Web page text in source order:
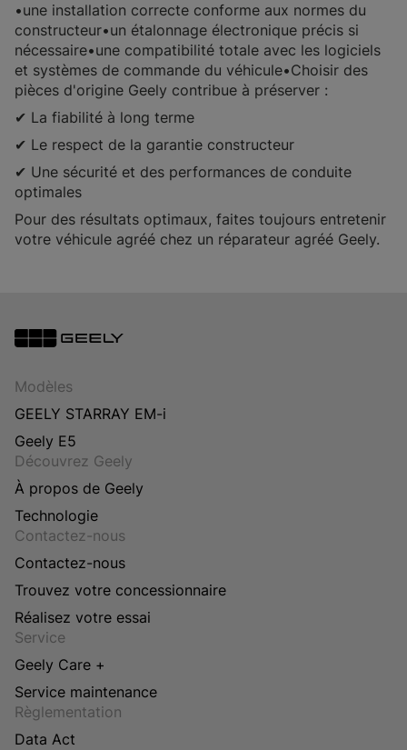
•une installation correcte conforme aux normes du
constructeur•un étalonnage électronique précis si
nécessaire•une compatibilité totale avec les logiciels
et systèmes de commande du véhicule•Choisir des
pièces d'origine Geely contribue à préserver :
✔ La fiabilité à long terme
✔ Le respect de la garantie constructeur
✔ Une sécurité et des performances de conduite
optimales
Pour des résultats optimaux, faites toujours entretenir
votre véhicule agréé chez un réparateur agréé Geely.
Modèles
GEELY STARRAY EM-i
Geely E5
Découvrez Geely
À propos de Geely
Technologie
Contactez-nous
Contactez-nous
Trouvez votre concessionnaire
Réalisez votre essai
Service
Geely Care +
Service maintenance
Règlementation
Data Act